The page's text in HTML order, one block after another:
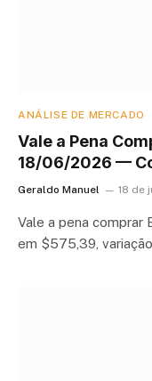
ANÁLISE DE MERCADO
Vale a Pena
18/06/2026 —
Geraldo Manuel 18 de
Vale a pena comprar
em $575,39,